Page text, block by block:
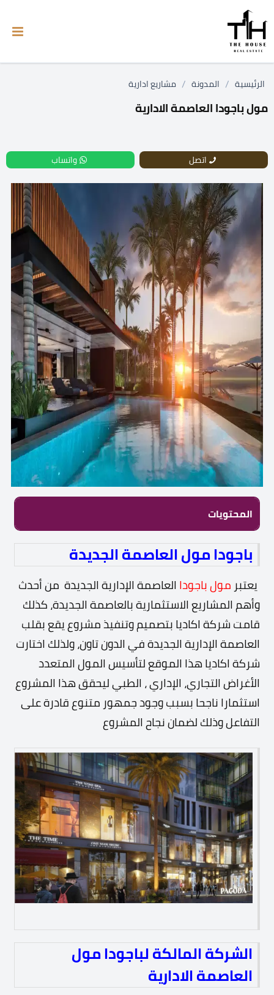
الرئيسية / المدونة / مشاريع ادارية
مول باجودا العاصمة الادارية
اتصل واتساب
المحتويات
باجودا مول العاصمة الجديدة
يعتبرمول باجوداالعاصمة الإدارية الجديدة من أحدث
وأهم المشاريع الاستثمارية بالعاصمة الجديدة، كذلك
قامت شركة اكاديا بتصميم وتنفيذ مشروع يقع بقلب
العاصمة الإدارية الجديدة في الدون تاون، ولذلكاختارت
شركة اكاديا هذا الموقع لتأسيس المول المتعدد
الأغراض التجاري، الإداري ، الطبي ليحقق هذا المشروع
استثمارا ناجحا بسبب وجود جمهور متنوع قادرة على
التفاعل وذلك لضمان نجاح المشروع
الشركة المالكة لباجودا مول
العاصمة الادارية